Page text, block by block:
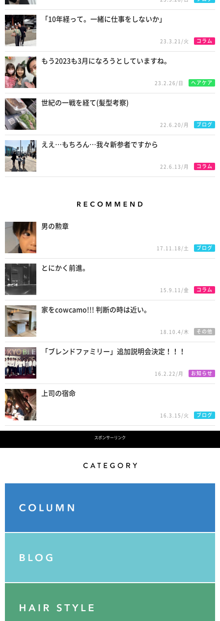
「10年経って。一緒に仕事をしないか」
23.3.21/火 コラム
もう2023も3月になろうとしていますね。
23.2.26/日 ヘアケア
世紀の一戦を経て(髪型考察)
22.6.20/月 ブログ
ええ…もちろん…我々新参者ですから
22.6.13/月 コラム
男の勲章
17.11.18/土 ブログ
とにかく前進。
15.9.11/金 コラム
家をcowcamo!!! 判断の時は近い。
18.10.4/木 その他
「ブレンドファミリー」追加説明会決定！！！
16.2.22/月 お知らせ
上司の宿命
16.3.15/火 ブログ
スポンサーリンク